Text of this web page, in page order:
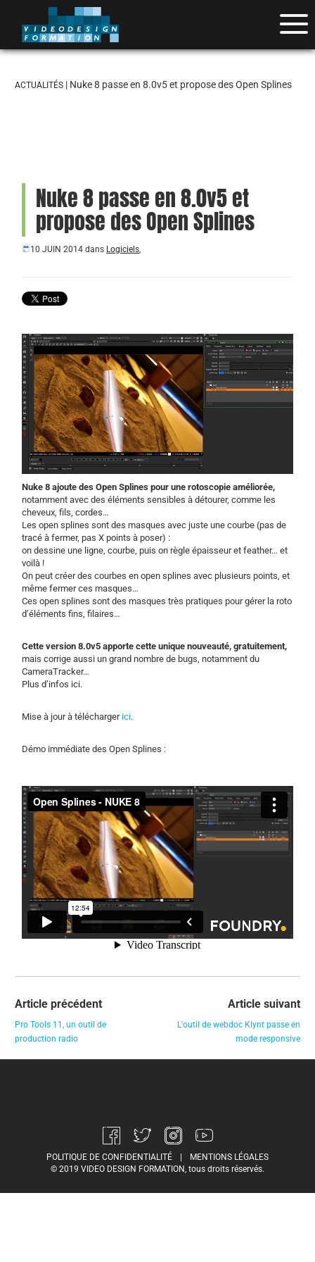
ACTUALITÉS | Nuke 8 passe en 8.0v5 et propose des Open Splines
Nuke 8 passe en 8.0v5 et
propose des Open Splines
10 JUIN 2014 dans Logiciels,
Nuke 8 ajoute des Open Splines pour une rotoscopie améliorée,
notamment avec des éléments sensibles à détourer, comme les
cheveux, fils, cordes…
Les open splines sont des masques avec juste une courbe (pas de
tracé à fermer, pas X points à poser) :
on dessine une ligne, courbe, puis on règle épaisseur et feather… et
voilà !
On peut créer des courbes en open splines avec plusieurs points, et
même fermer ces masques…
Ces open splines sont des masques très pratiques pour gérer la roto
d’éléments fins, filaires…
Cette version 8.0v5 apporte cette unique nouveauté, gratuitement,
mais corrige aussi un grand nombre de bugs, notamment du
CameraTracker…
Plus d’infos ici.
Mise à jour à télécharger ici.
Démo immédiate des Open Splines :
Article précédent
Pro Tools 11, un outil de
production radio
Article suivant
L'outil de webdoc Klynt passe en
mode responsive
POLITIQUE DE CONFIDENTIALITÉ |
MENTIONS LÉGALES
© 2019 VIDEO DESIGN FORMATION, tous droits réservés.